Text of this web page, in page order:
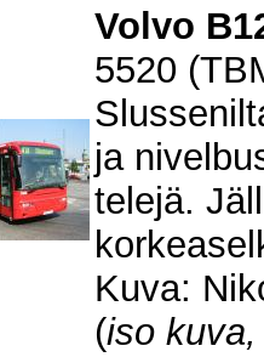
Volvo
5520
ja
telejä.
Kuva:
(iso